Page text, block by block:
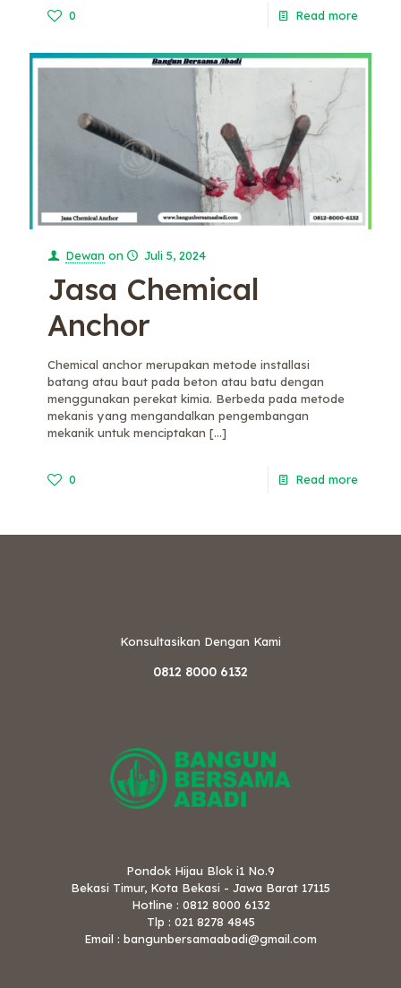
0 Read more
Dewan on Juli 5, 2024
Jasa Chemical
Anchor
Chemical anchor merupakan metode installasi
batang atau baut pada beton atau batu dengan
menggunakan perekat kimia. Berbeda pada metode
mekanis yang mengandalkan pengembangan
mekanik untuk menciptakan […]
0 Read more
Konsultasikan Dengan Kami
0812 8000 6132
Pondok Hijau Blok i1 No.9
Bekasi Timur, Kota Bekasi - Jawa Barat 17115
Hotline : 0812 8000 6132
Tlp : 021 8278 4845
Email : bangunbersamaabadi@gmail.com